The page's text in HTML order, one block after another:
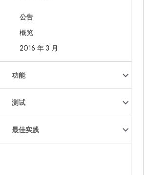
公告
概览
2016 年 3 月
功能
测试
最佳实践